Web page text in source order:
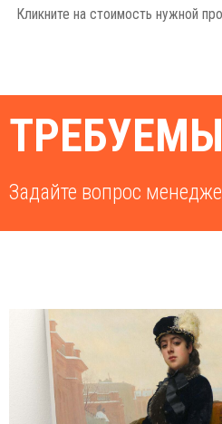
Кликните на стоимость нужной
Задайте вопрос